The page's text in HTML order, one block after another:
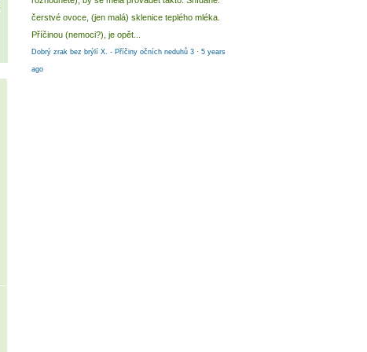
čerstvé ovoce, (jen malá) sklenice teplého mléka.
Příčinou (nemoci?), je opět...
Dobrý zrak bez brýlí X. - Příčiny očních neduhů 3 · 5 years
ago